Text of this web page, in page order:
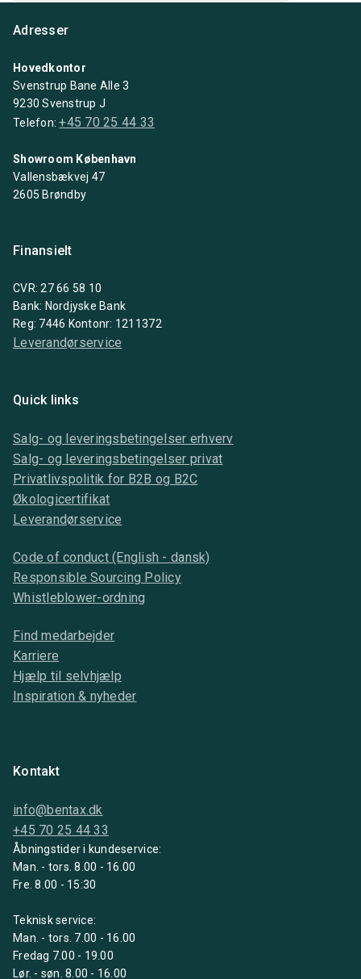
Adresser
Hovedkontor
Svenstrup Bane Alle 3
9230 Svenstrup J
Telefon:+45 70 25 44 33
Showroom København
Vallensbækvej 47
2605 Brøndby
Finansielt
CVR: 27 66 58 10
Bank: Nordjyske Bank
Reg: 7446 Kontonr: 1211372
Leverandørservice
Quick links
Salg- og leveringsbetingelser erhverv
Salg- og leveringsbetingelser privat
Privatlivspolitik for B2B og B2C
Økologicertifikat
Leverandørservice
Code of conduct (English - dansk)
Responsible Sourcing Policy
Whistleblower-ordning
Find medarbejder
Karriere
Hjælp til selvhjælp
Inspiration & nyheder
Kontakt
info@bentax.dk
+45 70 25 44 33
Åbningstider i kundeservice:
Man. - tors. 8.00 - 16.00
Fre. 8.00 - 15:30
Teknisk service:
Man. - tors. 7.00 - 16.00
Fredag 7.00 - 19.00
Lør. - søn. 8.00 - 16.00